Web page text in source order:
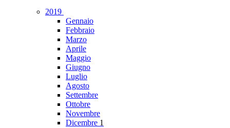
2019
Gennaio
Febbraio
Marzo
Aprile
Maggio
Giugno
Luglio
Agosto
Settembre
Ottobre
Novembre
Dicembre 1